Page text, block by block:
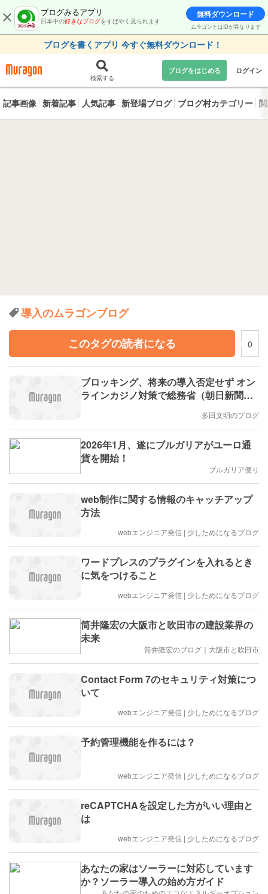
ブログみるアプリ
日本中の好きなブログをすばやく見られます
無料ダウンロード
ムラゴンとはIDが異なります
ブログを書くアプリ 今すぐ無料ダウンロード！
検索する
ブログをはじめる ログイン
記事画像 新着記事 人気記事 新登場ブログ ブログ村カテゴリー
導入のムラゴンブログ
このタグの読者になる
0
ブロッキング、将来の導入否定せず オン
ラインカジノ対策で総務省（朝日新聞）
多田文明のブログ
2026年1月、遂にブルガリアがユーロ通
貨を開始！
ブルガリア便り
web制作に関する情報のキャッチアップ
方法
webエンジニア発信 | 少しためになるブログ
ワードプレスのプラグインを入れるとき
に気をつけること
webエンジニア発信 | 少しためになるブログ
筒井隆宏の大阪市と吹田市の建設業界の
未来
筒井隆宏のブログ｜大阪市と吹田市
Contact Form 7のセキュリティ対策につ
いて
webエンジニア発信 | 少しためになるブログ
予約管理機能を作るには？
webエンジニア発信 | 少しためになるブログ
reCAPTCHAを設定した方がいい理由と
は
webエンジニア発信 | 少しためになるブログ
あなたの家はソーラーに対応しています
か？ソーラー導入の始め方ガイド